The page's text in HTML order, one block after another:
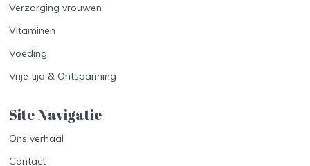
Verzorging vrouwen
Vitaminen
Voeding
Vrije tijd & Ontspanning
Site Navigatie​
Ons verhaal
Contact